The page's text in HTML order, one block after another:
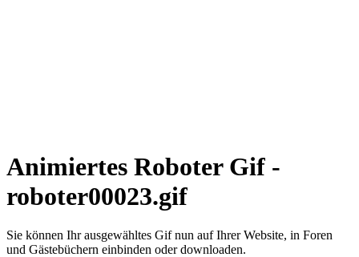
Animiertes Roboter Gif -
roboter00023.gif
Sie können Ihr ausgewähltes Gif nun auf Ihrer Website, in Foren
und Gästebüchern einbinden oder downloaden.